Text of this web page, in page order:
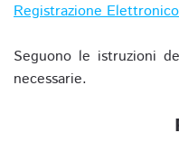
Registrazione
Seguono le istruzioni
necessarie.